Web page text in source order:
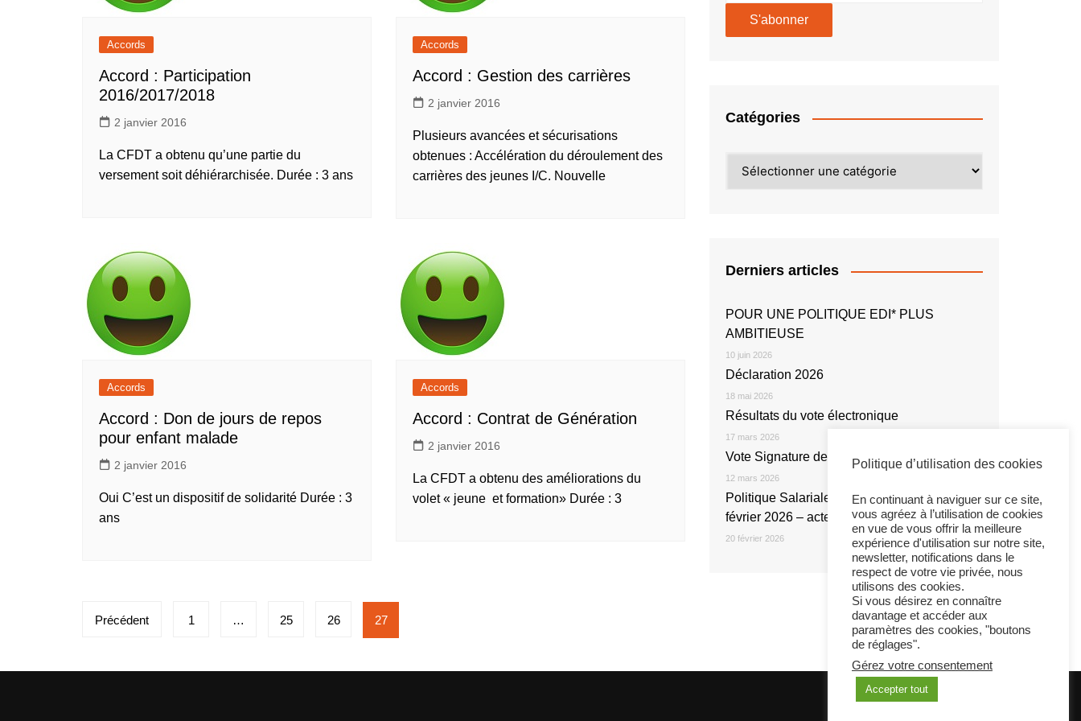
logement
Les accords
Vie au Travail
Accords
Accord : Participation
2016/2017/2018
2 janvier 2016
La CFDT a obtenu qu’une partie du
versement soit déhiérarchisée. Durée : 3 ans
Accords
Accord : Gestion des carrières
2 janvier 2016
Plusieurs avancées et sécurisations
obtenues : Accélération du déroulement des
carrières des jeunes I/C. Nouvelle
Accords
Accord : Don de jours de repos
pour enfant malade
2 janvier 2016
Oui C’est un dispositif de solidarité Durée : 3
ans
Accords
Accord : Contrat de Génération
2 janvier 2016
La CFDT a obtenu des améliorations du
volet « jeune et formation» Durée : 3
Pagination
publications
Précédent 1 … 25 26 27
Catégories
Derniers articles
POUR UNE POLITIQUE EDI* PLUS
AMBITIEUSE
10 juin 2026
Déclaration 2026
18 mai 2026
Résultats du vote électronique
17 mars 2026
Vote Signature de l’Accord NOE 2026
12 mars 2026
Politique Salariale 2026 : Réunion du 20
février 2026 – acte 1
20 février 2026
Politique d’utilisation des cookies
En continuant à naviguer sur ce site,
vous agréez à l’utilisation de cookies
en vue de vous offrir la meilleure
expérience d'utilisation sur notre site,
newsletter, notifications dans le
respect de votre vie privée, nous
utilisons des cookies.
Si vous désirez en connaître
davantage et accéder aux
paramètres des cookies, "boutons
de réglages".
Gérez votre consentement
Accepter tout